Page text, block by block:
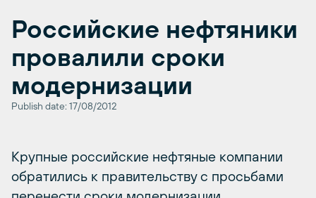
Российские нефтяники
провалили сроки
модернизации
Publish date: 17/08/2012
Крупные российские нефтяные компании
обратились к правительству с просьбами